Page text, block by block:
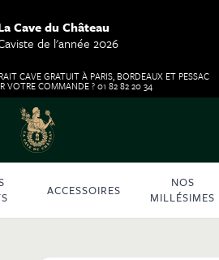
Cave du Château
de l'année 2026
CAVE GRATUIT À PARIS, BORDEAUX ET PESSAC
VOTRE COMMANDE ? 01 82 82 20 34
ACCESSOIRES
NOS
MILLÉSIMES